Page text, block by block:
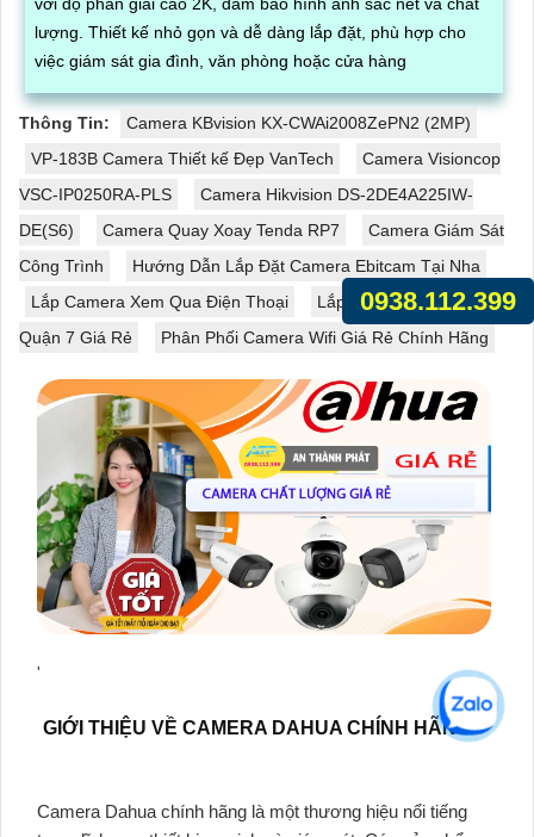
lượng. Thiết kế nhỏ gọn và dễ dàng lắp đặt, phù hợp cho
việc giám sát gia đình, văn phòng hoặc cửa hàng
Thông Tin:
Camera KBvision KX-CWAi2008ZePN2 (2MP)
VP-183B Camera Thiết kế Đẹp VanTech
Camera Visioncop
VSC-IP0250RA-PLS
Camera Hikvision DS-2DE4A225IW-
DE(S6)
Camera Quay Xoay Tenda RP7
Camera Giám Sát
Công Trình
Hướng Dẫn Lắp Đặt Camera Ebitcam Tại Nha
Lắp Camera Xem Qua Điện Thoại
Lắp Camera An Ninh
Quận 7 Giá Rẻ
Phân Phối Camera Wifi Giá Rẻ Chính Hãng
'
GIỚI THIỆU VỀ CAMERA DAHUA CHÍNH HÃNG
Camera Dahua chính hãng là một thương hiệu nổi tiếng
0938.112.399